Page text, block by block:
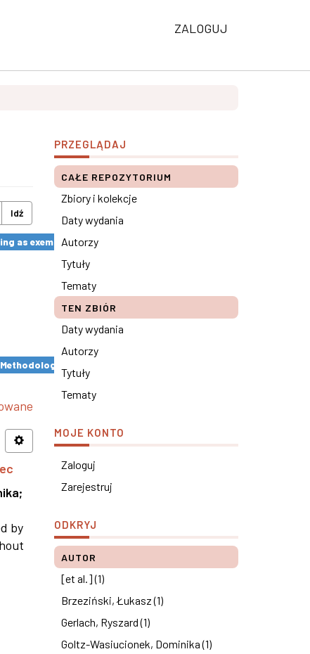
ZALOGUJ
Idź
as exemplified by the SkillsUp Project ×
remarks ×
;
by
PRZEGLĄDAJ
CAŁE REPOZYTORIUM
Zbiory i kolekcje
Daty wydania
Autorzy
Tytuły
Tematy
TEN ZBIÓR
Daty wydania
Autorzy
Tytuły
Tematy
MOJE KONTO
Zaloguj
Zarejestruj
ODKRYJ
AUTOR
[et al.] (1)
Brzeziński, Łukasz (1)
Gerlach, Ryszard (1)
Goltz-Wasiucionek, Dominika (1)